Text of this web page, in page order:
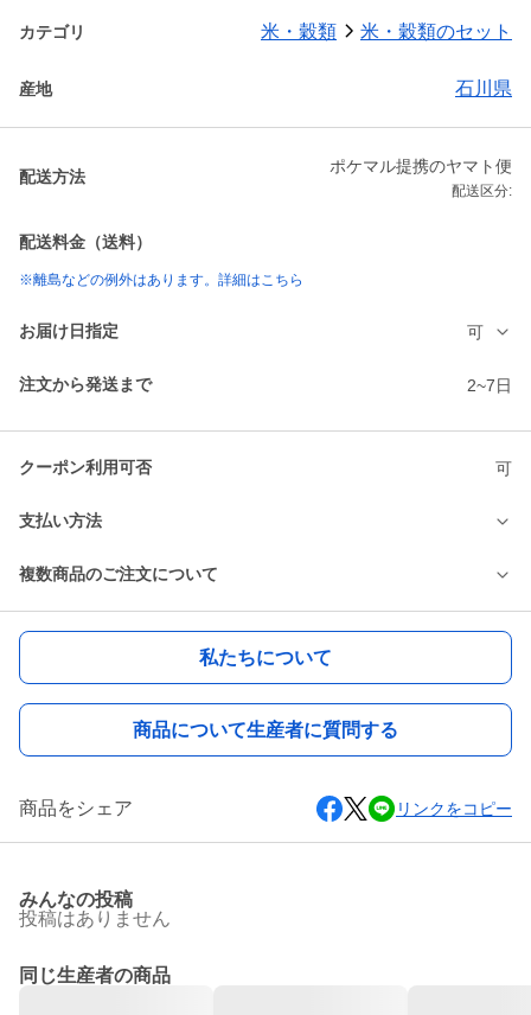
カテゴリ 米・穀類 米・穀類のセット
産地 石川県
配送方法
ポケマル提携のヤマト便
配送区分:
配送料金（送料）
※離島などの例外はあります。詳細はこちら
お届け日指定 可
注文から発送まで 2~7日
クーポン利用可否 可
支払い方法
複数商品のご注文について
私たちについて
商品について生産者に質問する
商品をシェア リンクをコピー
みんなの投稿
投稿はありません
同じ生産者の商品